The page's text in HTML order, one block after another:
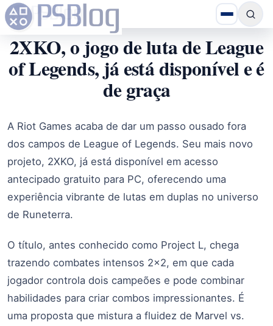
2XKO, o jogo de luta de League
of Legends, já está disponível e é
de graça
A Riot Games acaba de dar um passo ousado fora
dos campos de League of Legends. Seu mais novo
projeto, 2XKO, já está disponível em acesso
antecipado gratuito para PC, oferecendo uma
experiência vibrante de lutas em duplas no universo
de Runeterra.
O título, antes conhecido como Project L, chega
trazendo combates intensos 2×2, em que cada
jogador controla dois campeões e pode combinar
habilidades para criar combos impressionantes. É
uma proposta que mistura a fluidez de Marvel vs.